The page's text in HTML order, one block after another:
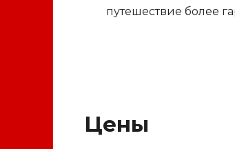
путешествие более
Цены